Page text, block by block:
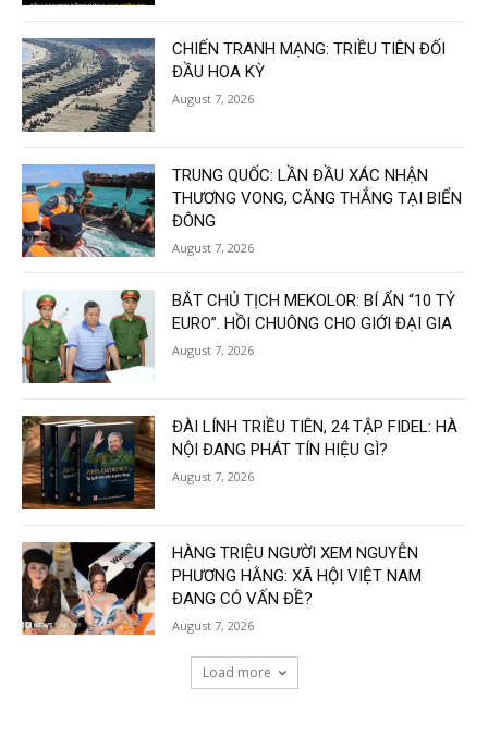
CHIẾN TRANH MẠNG: TRIỀU TIÊN ĐỐI
ĐẦU HOA KỲ
August 7, 2026
TRUNG QUỐC: LẦN ĐẦU XÁC NHẬN
THƯƠNG VONG, CĂNG THẲNG TẠI BIỂN
ĐÔNG
August 7, 2026
BẮT CHỦ TỊCH MEKOLOR: BÍ ẨN “10 TỶ
EURO”. HỒI CHUÔNG CHO GIỚI ĐẠI GIA
August 7, 2026
ĐÀI LÍNH TRIỀU TIÊN, 24 TẬP FIDEL: HÀ
NỘI ĐANG PHÁT TÍN HIỆU GÌ?
August 7, 2026
HÀNG TRIỆU NGƯỜI XEM NGUYỄN
PHƯƠNG HẰNG: XÃ HỘI VIỆT NAM
ĐANG CÓ VẤN ĐỀ?
August 7, 2026
Load more